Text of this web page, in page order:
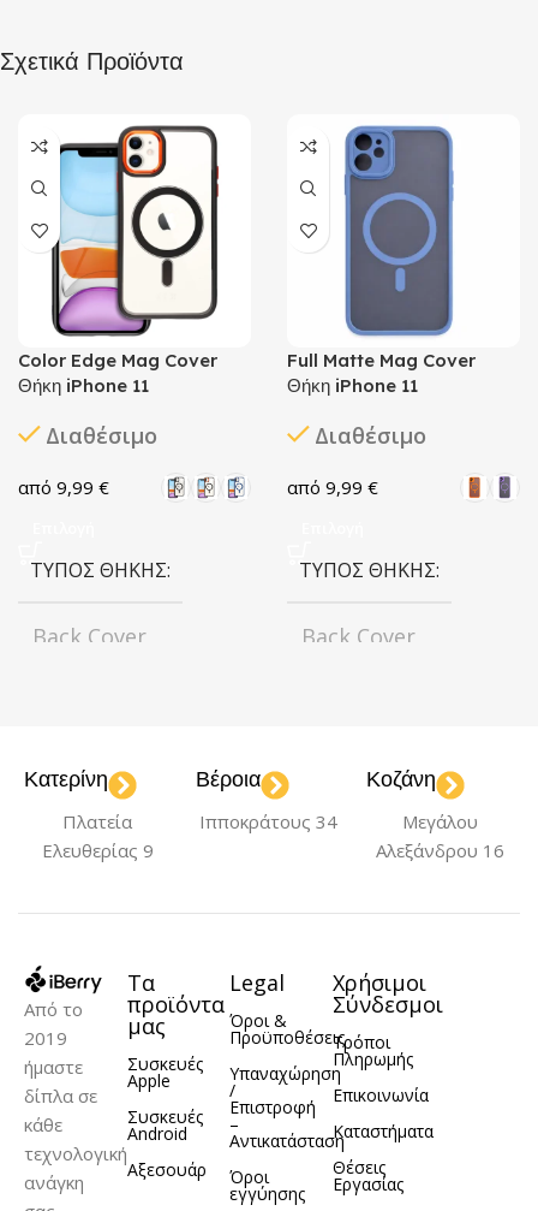
Σχετικά Προϊόντα
Color Edge Mag Cover
Θήκη iPhone 11
Διαθέσιμο
9,99 €
ΤΎΠΟΣ ΘΉΚΗΣ
Back Cover
Black,Black/Gold ,
Deep Purple
Blue
ΜΟΝΤΈΛΟ
iPhone 11
Full Matte Mag Cover
Θήκη iPhone 11
Διαθέσιμο
9,99 €
ΤΎΠΟΣ ΘΉΚΗΣ
Back Cover
iPhone 11
Black,Black/Gold,
Navy Blue ,Orange
Purple
Κατερίνη
Πλατεία
Ελευθερίας 9
Βέροια
Ιπποκράτους 34
Κοζάνη
Μεγάλου
Αλεξάνδρου 16
Από το
2019
ήμαστε
δίπλα σε
κάθε
τεχνολογική
ανάγκη
Τα
προϊόντα
μας
Συσκευές
Apple
Συσκευές
Android
Αξεσουάρ
Legal
Όροι &
Προϋποθέσεις
Υπαναχώρηση
/
Επιστροφή
–
Αντικατάσταση
Όροι
εγγύησης
Χρήσιμοι
Σύνδεσμοι
Τρόποι
Πληρωμής
Επικοινωνία
Καταστήματα
Θέσεις
Εργασίας